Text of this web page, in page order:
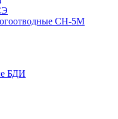
СН-5М
БДИ